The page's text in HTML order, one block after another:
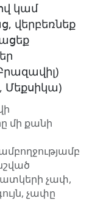
կամ
վերբեռնեք
Մեքսիկա)
մի քանի
չափ,
չափը